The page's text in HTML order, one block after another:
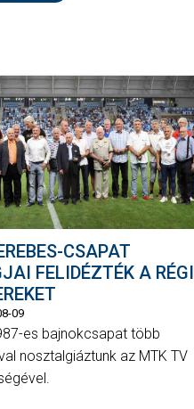
CSAPAT
FELIDÉZTÉK A RÉGI
09
es bajnokcsapat több
nosztalgiáztunk az MTK TV